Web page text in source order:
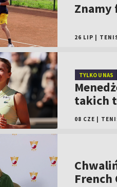
Znamy
26 LIP
TYLKO U NAS
takich
08 CZE
French